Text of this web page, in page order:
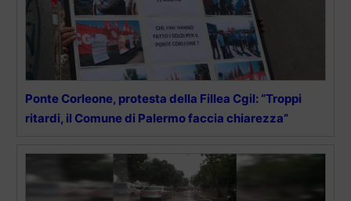
Ponte Corleone, protesta della Fillea Cgil: “Troppi
ritardi, il Comune di Palermo faccia chiarezza”